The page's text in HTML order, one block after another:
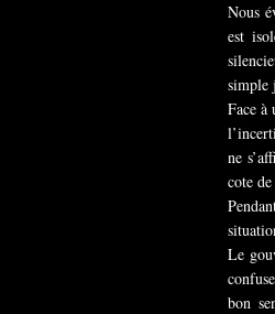
Nous
est
simple
Face à
ne
cote
Le
bon